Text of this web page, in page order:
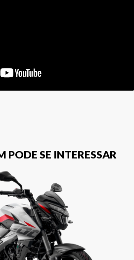
PODE SE INTERESSAR